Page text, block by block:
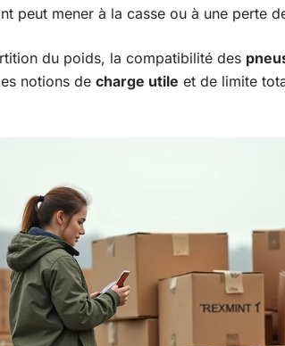
peut mener à la casse ou à une perte
du poids, la compatibilité des
notions de charge utile et de limite